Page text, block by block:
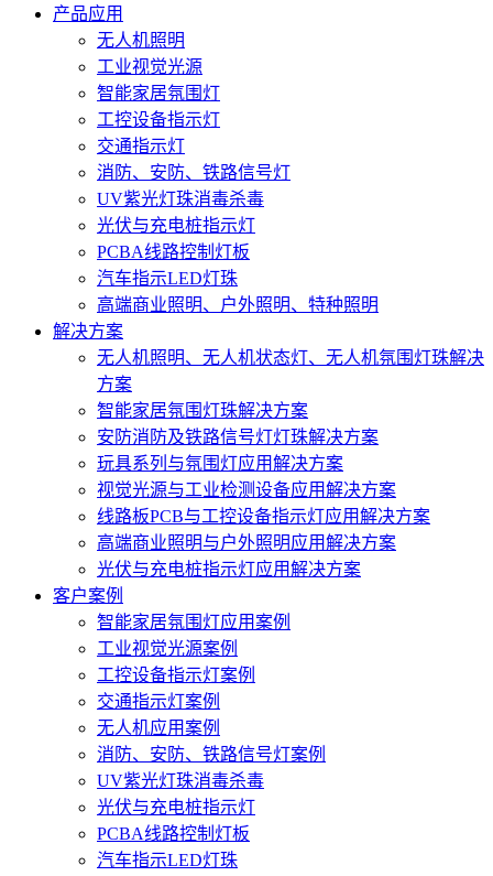
产品应用
无人机照明
工业视觉光源
智能家居氛围灯
工控设备指示灯
交通指示灯
消防、安防、铁路信号灯
UV紫光灯珠消毒杀毒
光伏与充电桩指示灯
PCBA线路控制灯板
汽车指示LED灯珠
高端商业照明、户外照明、特种照明
解决方案
无人机照明、无人机状态灯、无人机氛围灯珠解决
方案
智能家居氛围灯珠解决方案
安防消防及铁路信号灯灯珠解决方案
玩具系列与氛围灯应用解决方案
视觉光源与工业检测设备应用解决方案
线路板PCB与工控设备指示灯应用解决方案
高端商业照明与户外照明应用解决方案
光伏与充电桩指示灯应用解决方案
客户案例
智能家居氛围灯应用案例
工业视觉光源案例
工控设备指示灯案例
交通指示灯案例
无人机应用案例
消防、安防、铁路信号灯案例
UV紫光灯珠消毒杀毒
光伏与充电桩指示灯
PCBA线路控制灯板
汽车指示LED灯珠